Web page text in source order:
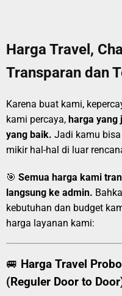
Harga Travel,
Transparan dan
Karena buat kami,
kami percaya, harga yang
yang baik. Jadi kamu
mikir hal-hal di luar
🎯 Semua harga kami
langsung ke admin.
kebutuhan dan budget
harga layanan kami:
🚐 Harga Travel
(Reguler Door to